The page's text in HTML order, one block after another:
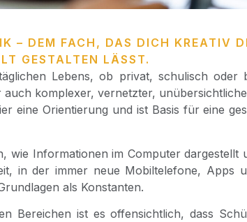
– DEM FACH, DAS DICH KREATIV
GESTALTEN LÄSST.
Lebens, ob pri­vat, schu­lisch oder
kom­ple­xer, ver­netz­ter,
eine Ori­en­tie­rung und ist Basis für eine
wie Infor­ma­tio­nen im Com­pu­ter
in der immer neue Mobil­te­le­fo­ne, Apps
als Konstanten.
Berei­chen ist es offen­sicht­lich, dass